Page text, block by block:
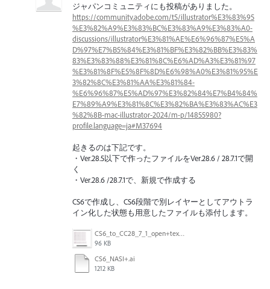
ジャパンコミュニティにも投稿がありました。
https://community.adobe.com/t5/illustrator%E3%83%95
%E3%82%A9%E3%83%BC%E3%83%A9%E3%83%A0-
discussions/illustrator%E3%81%AE%E6%96%87%E5%A
D%97%E7%B5%84%E3%81%BF%E3%82%BB%E3%83%
83%E3%83%88%E3%81%8C%E6%AD%A3%E3%81%97
%E3%81%8F%E5%8F%8D%E6%98%A0%E3%81%95%E
3%82%8C%E3%81%AA%E3%81%84-
%E6%96%87%E5%AD%97%E3%82%84%E7%B4%84%
E7%89%A9%E3%81%8C%E3%82%BA%E3%83%AC%E3
%82%8B-mac-illustrator-2024/m-p/14855980?
profile.language=ja#M37694
起きるのは下記です。
・Ver.28.5以下で作ったファイルをVer.28.6 / 28.7.1で開
く
・Ver.28.6 /28.7.1で、新規で作成する
CS6で作成し、CS6段階で別レイヤーとしてアウトラ
イン化した状態も用意したファイルも添付します。
CS6_to_CC28_7_1_open+texttool_in.png
96 KB
CS6_NASI+.ai
1212 KB